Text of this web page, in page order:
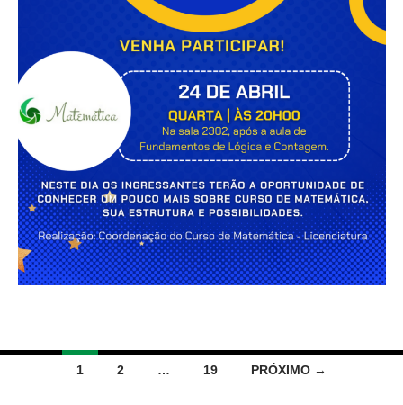
Navegação
1 2 … 19 PRÓXIMO →